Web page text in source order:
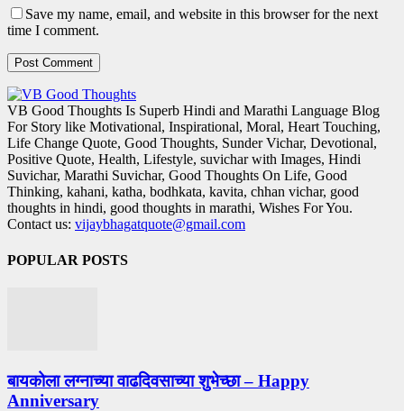
Save my name, email, and website in this browser for the next
time I comment.
VB Good Thoughts Is Superb Hindi and Marathi Language Blog
For Story like Motivational, Inspirational, Moral, Heart Touching,
Life Change Quote, Good Thoughts, Sunder Vichar, Devotional,
Positive Quote, Health, Lifestyle, suvichar with Images, Hindi
Suvichar, Marathi Suvichar, Good Thoughts On Life, Good
Thinking, kahani, katha, bodhkata, kavita, chhan vichar, good
thoughts in hindi, good thoughts in marathi, Wishes For You.
Contact us: vijaybhagatquote@gmail.com
POPULAR POSTS
बायकोला लग्नाच्या वाढदिवसाच्या शुभेच्छा – Happy
Anniversary